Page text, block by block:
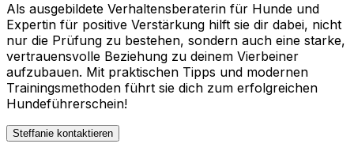
Als ausgebildete Verhaltensberaterin für Hunde und
Expertin für positive Verstärkung hilft sie dir dabei, nicht
nur die Prüfung zu bestehen, sondern auch eine starke,
vertrauensvolle Beziehung zu deinem Vierbeiner
aufzubauen. Mit praktischen Tipps und modernen
Trainingsmethoden führt sie dich zum erfolgreichen
Hundeführerschein!
Steffanie kontaktieren